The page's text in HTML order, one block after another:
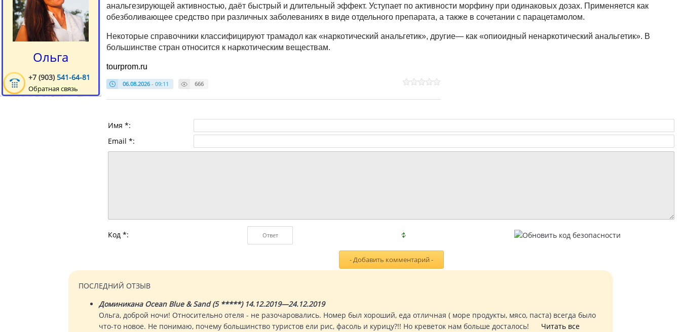
Ольга
+7 (903) 541-64-81
Обратная связь
анальгезирующей активностью, даёт быстрый и длительный эффект. Уступает по активности морфину при одинаковых дозах. Применяется как
обезболивающее средство при различных заболеваниях в виде отдельного препарата, а также в сочетании с парацетамолом.
Некоторые справочники классифицируют трамадол как «наркотический анальгетик», другие— как «опиоидный ненаркотический анальгетик». В
большинстве стран относится к наркотическим веществам.
tourprom.ru
06.08.2026- 09:11 666
Имя *:
Email *:
Код *:
ПОСЛЕДНИЙ ОТЗЫВ
Доминикана Ocean Blue & Sand (5 *****) 14.12.2019—24.12.2019
Ольга, доброй ночи! Относительно отеля - не разочаровались. Номер был хороший, еда отличная ( море продукты, мясо, паста) всегда было
что-то новое. Не понимаю, почему большинство туристов ели рис, фасоль и курицу?!! Но креветок нам больше досталось! Читать все